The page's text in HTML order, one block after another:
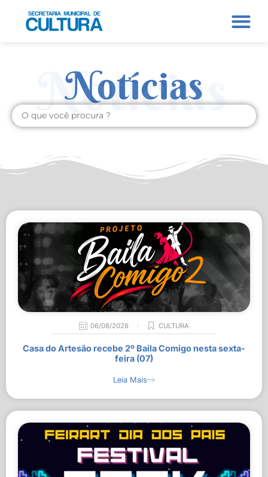
Notícias
Notícias
06/08/2026 CULTURA
Casa do Artesão recebe 2º Baila Comigo nesta sexta-
feira (07)
Leia Mais